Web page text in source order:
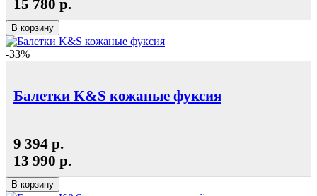
15 780 р.
В корзину
-33%
Балетки K&S кожаные фуксия
9 394 р.
13 990 р.
В корзину